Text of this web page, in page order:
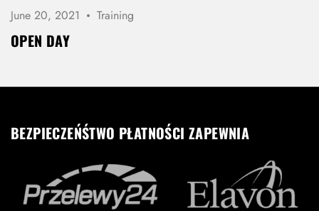
June 20, 2021 Training
OPEN DAY
BEZPIECZEŃŚTWO PŁATNOŚCI ZAPEWNIA